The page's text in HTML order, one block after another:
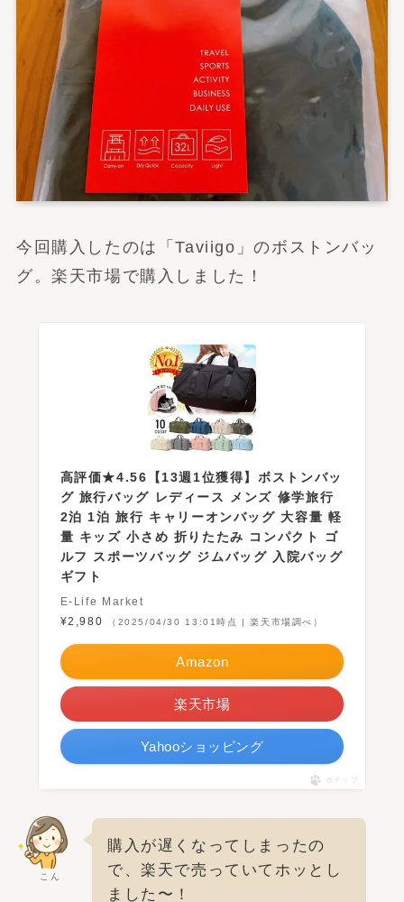
今回購入したのは「Taviigo」のボストンバッ
グ。楽天市場で購入しました！
高評価★4.56【13週1位獲得】ボストンバッ
グ 旅行バッグ レディース メンズ 修学旅行
2泊 1泊 旅行 キャリーオンバッグ 大容量 軽
量 キッズ 小さめ 折りたたみ コンパクト ゴ
ルフ スポーツバッグ ジムバッグ 入院バッグ
ギフト
E-Life Market
¥2,980
（2025/04/30 13:01時点 | 楽天市場調べ）
Amazon
楽天市場
Yahooショッピング
ポチップ
こん
購入が遅くなってしまったの
で、楽天で売っていてホッとし
ました〜！